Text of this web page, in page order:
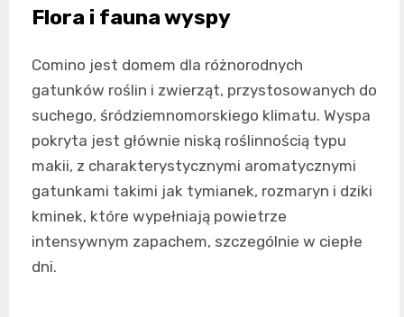
Flora i fauna wyspy
Comino jest domem dla różnorodnych
gatunków roślin i zwierząt, przystosowanych do
suchego, śródziemnomorskiego klimatu. Wyspa
pokryta jest głównie niską roślinnością typu
makii, z charakterystycznymi aromatycznymi
gatunkami takimi jak tymianek, rozmaryn i dziki
kminek, które wypełniają powietrze
intensywnym zapachem, szczególnie w ciepłe
dni.